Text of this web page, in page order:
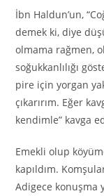
İbn Haldun’un,
demek ki, diye
olmama rağmen,
soğukkanlılığı
pire için yorgan
çıkarırım. Eğer
kendimle” kavga
Emekli olup
kapıldım.
Adigece konuşma